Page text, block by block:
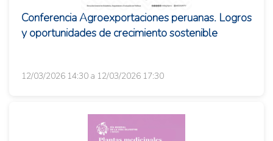
Conferencia Agroexportaciones peruanas. Logros
y oportunidades de crecimiento sostenible
12/03/2026 14:30 a 12/03/2026 17:30